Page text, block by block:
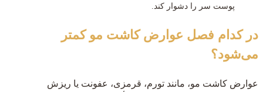
پوست سر را دشوار کند.
در کدام فصل عوارض کاشت مو کمتر
می‌شود؟
عوارض کاشت مو، مانند تورم، قرمزی، عفونت یا ریزش